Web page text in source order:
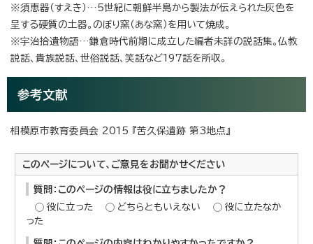
※須恵器（すえき）…5世紀に朝鮮半島から製法が伝えられた灰色を
呈する硬質の土器。のぼり窯（あな窯）を用いて焼成。
※宇治拾遺物語…鎌倉時代前期に成立した編者未詳の説話集。仏教
説話、貴族説話、世俗説話、笑話など197話を所収。
参考文献
相模原市教育委員会 2015 『苦久保遺跡 第3地点』
このページについて、ご意見をお聞かせください
質問：このページの情報は役に立ちましたか？
役に立った
どちらともいえない
役に立たなか
った